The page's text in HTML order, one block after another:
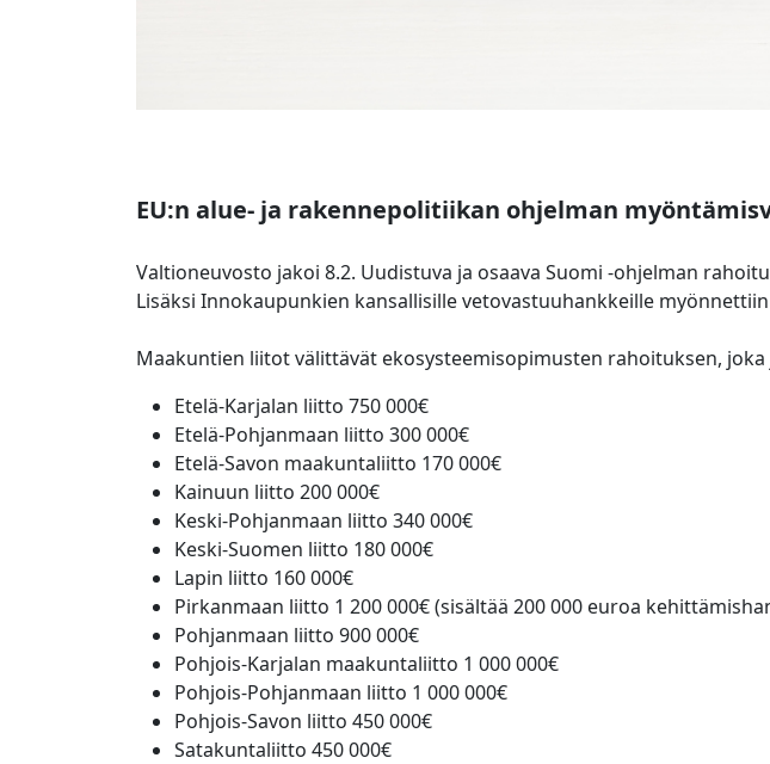
EU:n alue- ja rakennepolitiikan ohjelman
Valtioneuvosto jakoi 8.2. Uudistuva ja osaava Suomi -ohjelman
Lisäksi Innokaupunkien kansallisille vetovastuuhankkeille
Maakuntien liitot välittävät ekosysteemisopimusten rahoituksen,
Etelä-Karjalan liitto 750 000€
Etelä-Pohjanmaan liitto 300 000€
Etelä-Savon maakuntaliitto 170 000€
Kainuun liitto 200 000€
Keski-Pohjanmaan liitto 340 000€
Keski-Suomen liitto 180 000€
Lapin liitto 160 000€
Pirkanmaan liitto 1 200 000€ (sisältää 200 000 euroa
Pohjanmaan liitto 900 000€
Pohjois-Karjalan maakuntaliitto 1 000 000€
Pohjois-Pohjanmaan liitto 1 000 000€
Pohjois-Savon liitto 450 000€
Satakuntaliitto 450 000€